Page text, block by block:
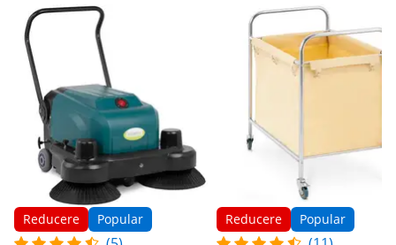
Reducere Popular Reducere Popular